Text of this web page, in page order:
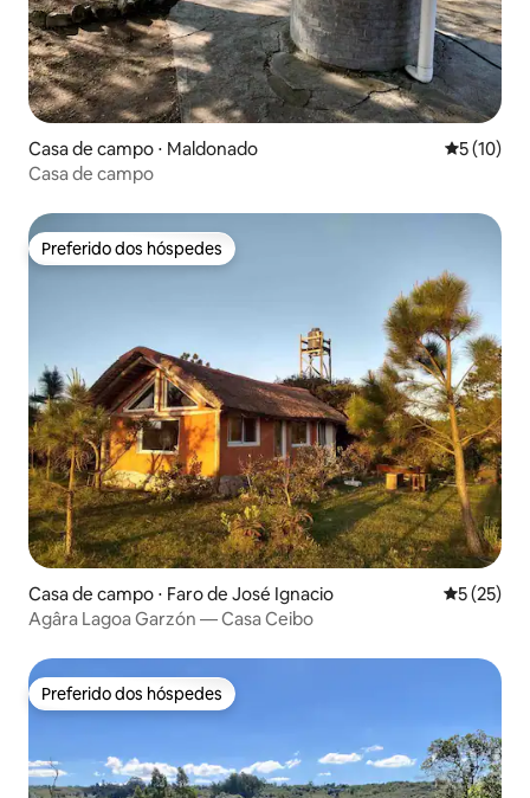
Casa de campo ⋅ Maldonado 5 de uma
5 (10)
Casa de campo
Preferido dos hóspedes
Preferido dos hóspedes
Casa de campo ⋅ Faro de José Ignacio 5 de uma
5 (25)
Agâra Lagoa Garzón — Casa Ceibo
Preferido dos hóspedes
Preferido dos hóspedes